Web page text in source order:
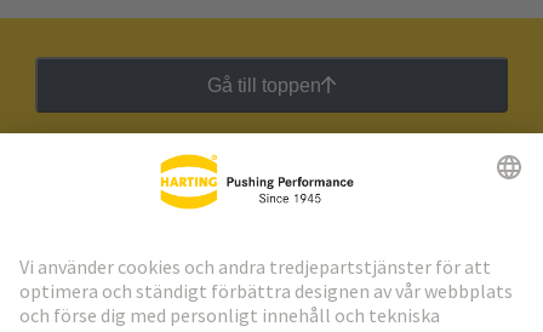
Gå till toppen
HARTING:s nyhetsbrev